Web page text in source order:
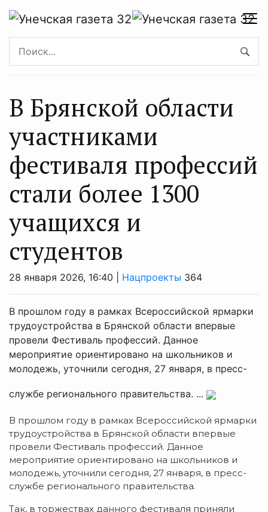
В Брянской области
участниками
фестиваля профессий
стали более 1300
учащихся и
студентов
28 января 2026, 16:40 | Нацпроекты 364
В прошлом году в рамках Всероссийской ярмарки
трудоустройства в Брянской области впервые
провели Фестиваль профессий. Данное
мероприятие ориентировано на школьников и
молодежь, уточнили сегодня, 27 января, в пресс-
службе регионального правительства. ...
В прошлом году в рамках Всероссийской ярмарки
трудоустройства в Брянской области впервые
провели Фестиваль профессий. Данное
мероприятие ориентировано на школьников и
молодежь, уточнили сегодня, 27 января, в пресс-
службе регионального правительства.
Так, в торжествах данного фестиваля приняли